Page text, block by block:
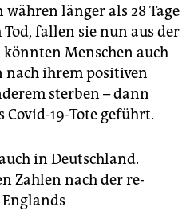
länger als 28 Tage
fallen sie nun aus der
Menschen auch
nach ihrem positiven
sterben – dann
19-Tote geführt.
in Deutschland.
Zahlen nach der re­